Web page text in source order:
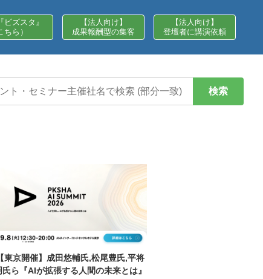
ズスタ』
ちら）
【法人向け】
成果報酬型の集客
【法人向け】
登壇者に講演依頼
検索
【東京開催】成田悠輔氏,松尾豊氏,平将
氏ら『AIが拡張する人間の未来とは』